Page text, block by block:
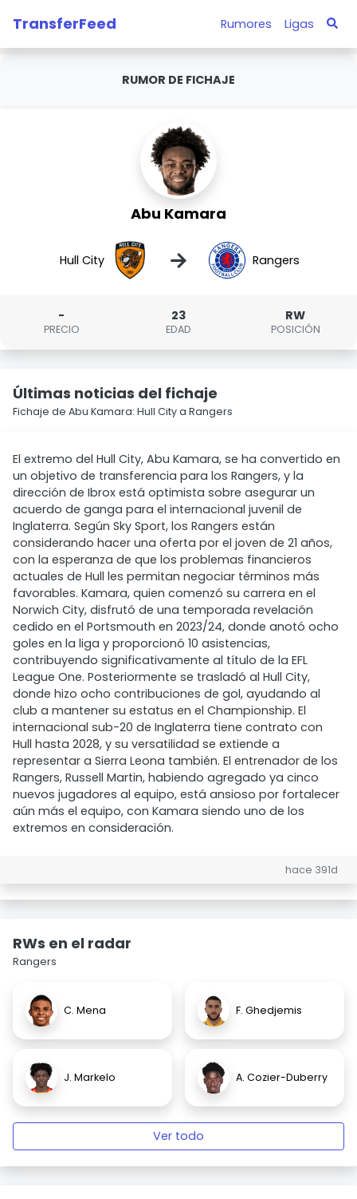
TransferFeed Rumores Ligas
RUMOR DE FICHAJE
Abu Kamara
Hull City → Rangers
-
PRECIO
23
EDAD
RW
POSICIÓN
Últimas noticias del fichaje
Fichaje de Abu Kamara: Hull City a Rangers
El extremo del Hull City, Abu Kamara, se ha convertido en
un objetivo de transferencia para los Rangers, y la
dirección de Ibrox está optimista sobre asegurar un
acuerdo de ganga para el internacional juvenil de
Inglaterra. Según Sky Sport, los Rangers están
considerando hacer una oferta por el joven de 21 años,
con la esperanza de que los problemas financieros
actuales de Hull les permitan negociar términos más
favorables. Kamara, quien comenzó su carrera en el
Norwich City, disfrutó de una temporada revelación
cedido en el Portsmouth en 2023/24, donde anotó ocho
goles en la liga y proporcionó 10 asistencias,
contribuyendo significativamente al título de la EFL
League One. Posteriormente se trasladó al Hull City,
donde hizo ocho contribuciones de gol, ayudando al
club a mantener su estatus en el Championship. El
internacional sub-20 de Inglaterra tiene contrato con
Hull hasta 2028, y su versatilidad se extiende a
representar a Sierra Leona también. El entrenador de los
Rangers, Russell Martin, habiendo agregado ya cinco
nuevos jugadores al equipo, está ansioso por fortalecer
aún más el equipo, con Kamara siendo uno de los
extremos en consideración.
hace 391d
RWs en el radar
Rangers
C. Mena F. Ghedjemis
J. Markelo A. Cozier-Duberry
Ver todo